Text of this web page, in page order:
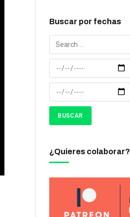
Buscar por fechas
¿Quieres colaborar?